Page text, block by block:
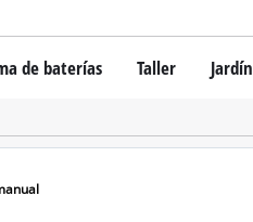
de baterías
de batería Power X-Change
Taller
Destornillador
Rotomartillos
Jardín